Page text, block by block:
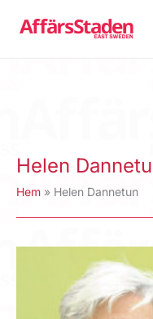
Helen
Hem Helen Dannetun